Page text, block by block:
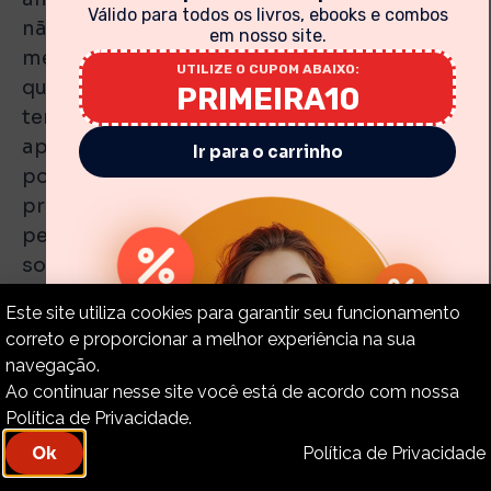
não conhecia. Como homem, Ele teria
mergulhado a Si mesmo em sofrimentos de
quantidade que Ele era ignorante, e assim
teria agido de olhos vendados; e, claro, Sua
apreensão sobre esses sofrimentos não
poderia ter sido tão plenamente Seu
próprio ato. Cristo, como Deus,
perfeitamente sabia o que eram aqueles
sofrimentos; porém foi mais necessário
pois Ele devia sofrer como homem, e o ato
de Cristo em tomar esse cálice foi o ato de
Cristo como Deus-Homem. Mas o homem
Cristo Jesus, até então, nunca havia tido a
experiência de tais sofrimentos como Ele
deveria agora suportar na cruz; e, portanto,
Válido para todos os livros, ebooks e combos
em nosso site.
UTILIZE O CUPOM ABAIXO:
PRIMEIRA10
Ir para o carrinho
Este site utiliza cookies para garantir seu funcionamento
correto e proporcionar a melhor experiência na sua
navegação.
Ao continuar nesse site você está de acordo com nossa
Política de Privacidade.
Ok
Política de Privacidade